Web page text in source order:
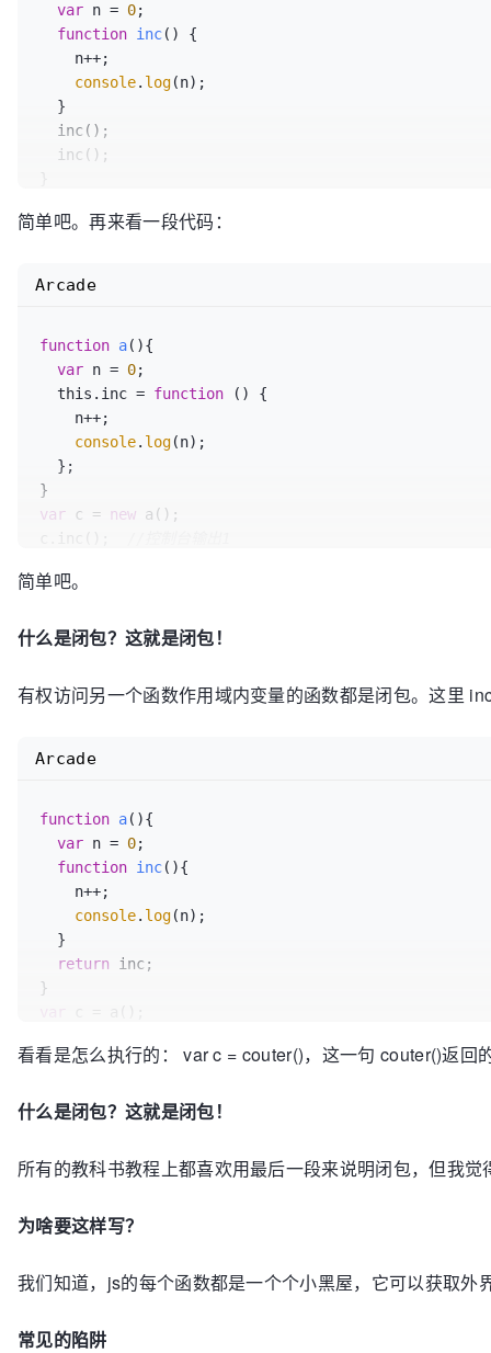
var n = 0;
function inc( ) {
console. log(n);
}
简单吧。再来看一段代码：
function a( ){
var n = 0;
  this.inc =
function ( ) {
console. log(n);
var c = new a();
Arcade
简单吧。
什么是闭包？这就是闭包！
有权访问另一个函数作用域内变量的函数都是闭包。这里
function a( ){
var n = 0;
function inc( ){
console. log(n);
return inc;
c(); //控制台输出2
Arcade
看看是怎么执行的： var c = couter()，这一句 couter()返
什么是闭包？这就是闭包！
所有的教科书教程上都喜欢用最后一段来说明闭包，但我
为啥要这样写？
我们知道，js的每个函数都是一个个小黑屋，它可以获取
常见的陷阱